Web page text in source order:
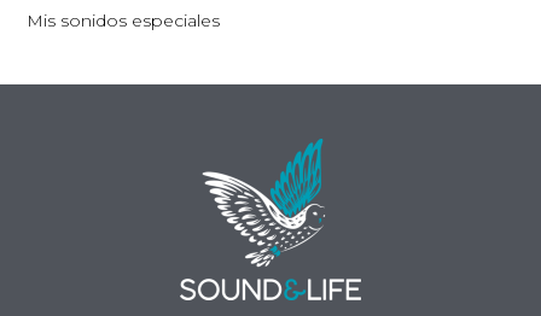
Mis sonidos especiales